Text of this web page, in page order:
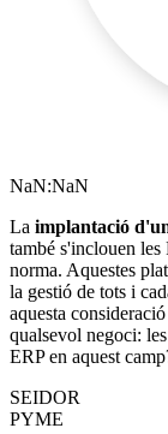
NaN:NaN
La implantació
també s'inclouen
norma. Aquestes
la gestió de tots i
aquesta
qualsevol negoci:
ERP en aquest
SEIDOR
PYME